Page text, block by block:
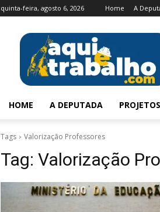
quinta-feira, agosto 6, 2026 Home A
HOME A DEPUTADA
Tags Valorização Professores
Tag: Valorização